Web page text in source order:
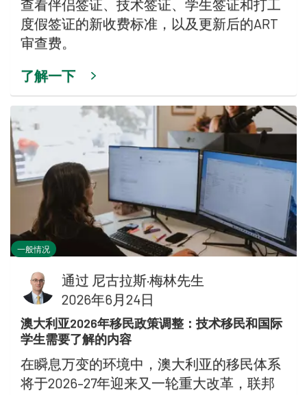
查看伴侣签证、技术签证、学生签证和打工
度假签证的新收费标准，以及更新后的ART
审查费。
了解一下
一般情况
通过 尼古拉斯·梅林先生
2026年6月24日
澳大利亚2026年移民政策调整：技术移民和国际
学生需要了解的内容
在瞬息万变的环境中，澳大利亚的移民体系
将于2026–27年迎来又一轮重大改革，联邦